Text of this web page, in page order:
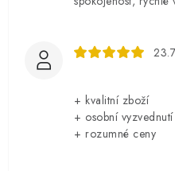
+ kvalitní zboží
+ osobní
+ rozumné ceny